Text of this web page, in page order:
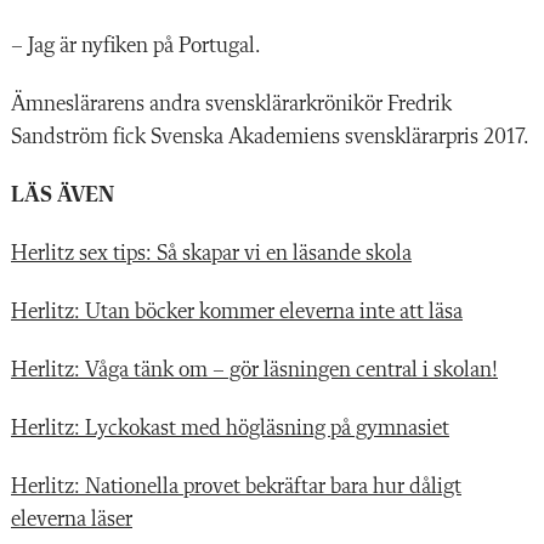
– Jag är nyfiken på Portugal.
Ämneslärarens andra svensklärarkrönikör Fredrik
Sandström fick Svenska Akademiens svensklärarpris 2017.
LÄS ÄVEN
Herlitz sex tips: Så skapar vi en läsande skola
Herlitz: Utan böcker kommer eleverna inte att läsa
Herlitz: Våga tänk om – gör läsningen central i skolan!
Herlitz: Lyckokast med högläsning på gymnasiet
Herlitz: Nationella provet bekräftar bara hur dåligt
eleverna läser